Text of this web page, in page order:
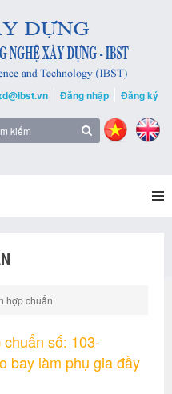
Đăng nhập Đăng ký
hợp chuẩn
số: 103-
bay làm phụ gia đầy